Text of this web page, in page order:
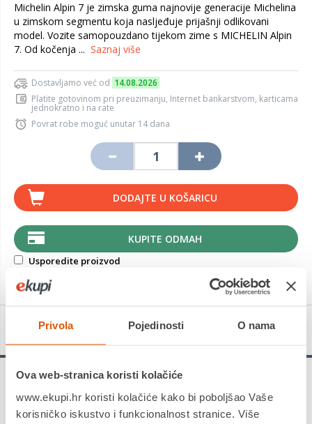
Privola Pojedinosti O nama
Ova web-stranica koristi kolačiće
www.ekupi.hr koristi kolačiće kako bi poboljšao Vaše
korisničko iskustvo i funkcionalnost stranice. Više
Michelin Alpin 7 je zimska guma najnovije generacije Michelina
u zimskom segmentu koja nasljeđuje prijašnji odlikovani
model. Vozite samopouzdano tijekom zime s MICHELIN Alpin
7. Od kočenja ... Saznaj više
Dostavljamo već od 14.08.2026
Platite gotovinom pri preuzimanju, Internet bankarstvom, karticama
jednokratno i na rate
Povrat robe moguć unutar 14 dana
DODAJTE U KOŠARICU
KUPITE ODMAH
Usporedite proizvod
Detalji proizvoda
Michelina u zimskom segmentu koja nasljeđuje prijašnji
odlikovani model. Vozite samopouzdano tijekom zime s